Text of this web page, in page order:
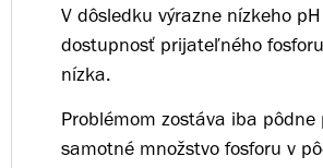
V dôsledku výrazne nízkeho
dostupnosť prijateľného
nízka.
Problémom zostáva iba pôdne
samotné množstvo fosforu v